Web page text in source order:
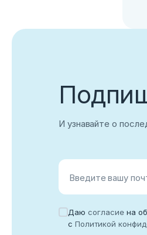
И узнавайте о
Введите вашу
Даю согласие на
с Политикой